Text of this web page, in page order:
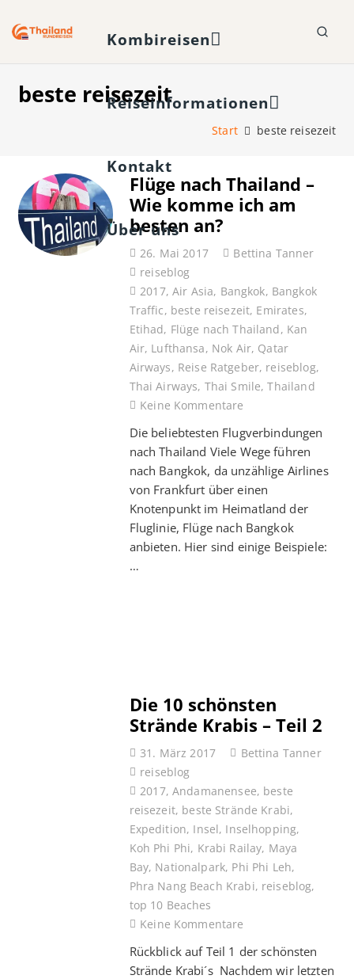
Kombireisen
Reiseinformationen
Kontakt
Über uns
beste reisezeit
Start beste reisezeit
Flüge nach Thailand –
Wie komme ich am
besten an?
26. Mai 2017
Bettina Tanner
reiseblog
2017, Air Asia, Bangkok, Bangkok
Traffic, beste reisezeit, Emirates,
Etihad, Flüge nach Thailand, Kan
Air, Lufthansa, Nok Air, Qatar
Airways, Reise Ratgeber, reiseblog,
Thai Airways, Thai Smile,Thailand
Keine Kommentare
Die beliebtesten Flugverbindungen
nach Thailand Viele Wege führen
nach Bangkok, da unzählige Airlines
von Frankfurt über einen
Knotenpunkt im Heimatland der
Fluglinie, Flüge nach Bangkok
anbieten. Hier sind einige Beispiele:
…
Die 10 schönsten
Strände Krabis – Teil 2
31. März 2017
Bettina Tanner
reiseblog
2017, Andamanensee, beste
reisezeit, beste Strände Krabi,
Expedition, Insel, Inselhopping,
Koh Phi Phi, Krabi Railay, Maya
Bay, Nationalpark, Phi Phi Leh,
Phra Nang Beach Krabi, reiseblog,
top 10 Beaches
Keine Kommentare
Rückblick auf Teil 1 der schönsten
Strände Krabi´s Nachdem wir letzten